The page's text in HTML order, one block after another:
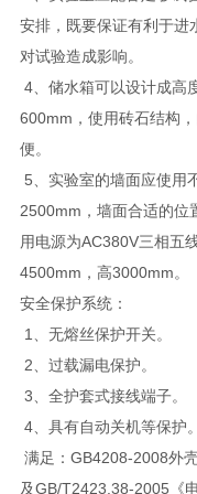
安排，既要保证有利于进
对试验造成影响。
4、储水箱可以设计成高
600mm，使用砖石结构
便。
5、实验室的墙面应使用
2500mm，墙面合适的位
用电源为AC380V三相五
4500mm，高3000mm。
安全保护系统：
1、无熔丝保护开关。
2、过载漏电保护。
3、全护套式接线端子。
4、具有自动关机等保护。
满足：GB4208-2008外
及GB/T2423.38-2005《